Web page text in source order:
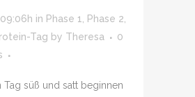
in Phase 1 Phase 2
Tag by Theresa
0
Tag süß und satt beginnen